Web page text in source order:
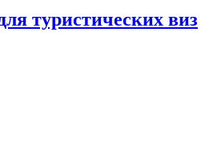
туристических виз